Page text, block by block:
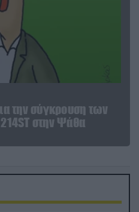
την σύγκρουση των
στην Ψάθα